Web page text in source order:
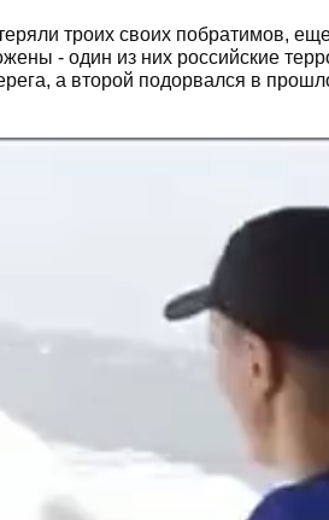
троих своих побратимов,
- один из них российские
а второй подорвался в